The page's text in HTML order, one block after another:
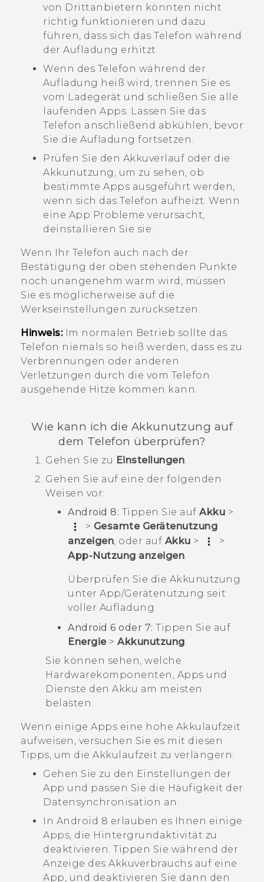
von Drittanbietern könnten nicht
richtig funktionieren und dazu
führen, dass sich das Telefon während
der Aufladung erhitzt.
Wenn des Telefon während der
Aufladung heiß wird, trennen Sie es
vom Ladegerät und schließen Sie alle
laufenden Apps. Lassen Sie das
Telefon anschließend abkühlen, bevor
Sie die Aufladung fortsetzen.
Prüfen Sie den Akkuverlauf oder die
Akkunutzung, um zu sehen, ob
bestimmte Apps ausgeführt werden,
wenn sich das Telefon aufheizt. Wenn
eine App Probleme verursacht,
deinstallieren Sie sie.
Wenn Ihr Telefon auch nach der
Bestätigung der oben stehenden Punkte
noch unangenehm warm wird, müssen
Sie es möglicherweise auf die
Werkseinstellungen zurücksetzen.
Hinweis:Im normalen Betrieb sollte das
Telefon niemals so heiß werden, dass es zu
Verbrennungen oder anderen
Verletzungen durch die vom Telefon
ausgehende Hitze kommen kann.
Wie kann ich die Akkunutzung auf
dem Telefon überprüfen?
Gehen Sie zu Einstellungen.
Gehen Sie auf eine der folgenden
Weisen vor:
Android 8: Tippen Sie auf Akku >
> Gesamte Gerätenutzung
anzeigen, oder auf Akku >
>
App-Nutzung anzeigen.
Überprüfen Sie die Akkunutzung
unter App/Gerätenutzung seit
voller Aufladung.
Android 6 oder 7: Tippen Sie auf
Energie> Akkunutzung.
Sie können sehen, welche
Hardwarekomponenten, Apps und
Dienste den Akku am meisten
belasten.
Wenn einige Apps eine hohe Akkulaufzeit
aufweisen, versuchen Sie es mit diesen
Tipps, um die Akkulaufzeit zu verlängern:
Gehen Sie zu den Einstellungen der
App und passen Sie die Häufigkeit der
Datensynchronisation an.
In Android 8 erlauben es Ihnen einige
Apps, die Hintergrundaktivität zu
deaktivieren. Tippen Sie während der
Anzeige des Akkuverbrauchs auf eine
App, und deaktivieren Sie dann den